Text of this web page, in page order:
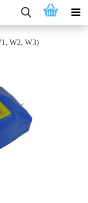
W2, W3)​